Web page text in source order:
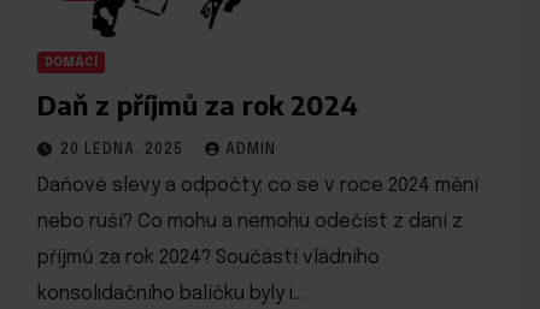
DOMÁCÍ
Daň z příjmů za rok 2024
20 LEDNA, 2025 ADMIN
Daňové slevy a odpočty: co se v roce 2024 mění
nebo ruší? Co mohu a nemohu odečíst z daní z
příjmů za rok 2024? Součástí vládního
konsolidačního balíčku byly i…